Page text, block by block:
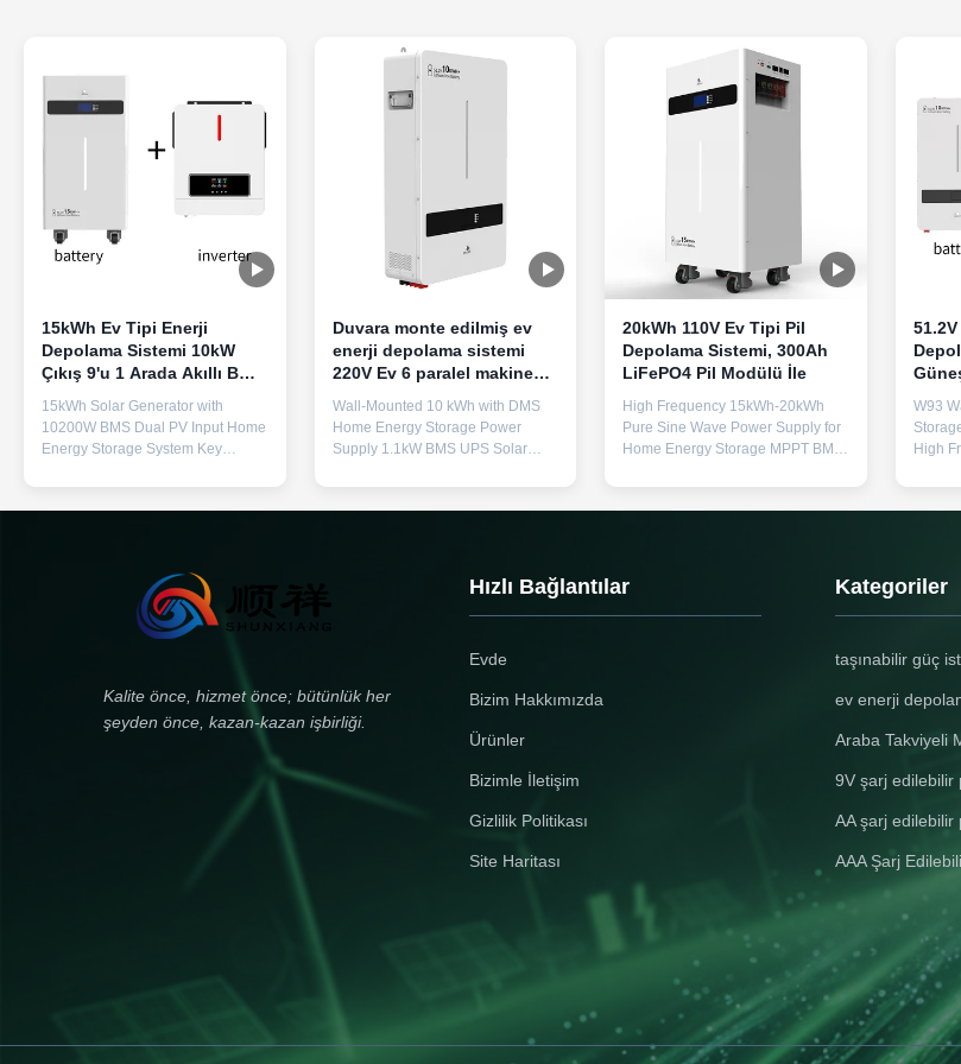
15kWh Ev Tipi Enerji
Depolama Sistemi 10kW
Çıkış 9'u 1 Arada Akıllı BMS
Ev Tipi Güneş Enerjisi
Bataryası
15kWh Solar Generator with
10200W BMS Dual PV Input Home
Energy Storage System Key
& 6500 Cycles - LiFePO4 battery
(51.2V 280Ah) provides reliable
Ready with 6500W PV Input - Built-
in 120A MPPT solar charger (max
6500W input, 60-500VDC) for
efficient green energy storage 9-in-
including over-voltage, short
circuit, temperature, and
Duvara monte edilmiş ev
enerji depolama sistemi
220V Ev 6 paralel makine
için güneş pil
Wall-Mounted 10 kWh with DMS
Home Energy Storage Power
Supply 1.1kW BMS UPS Solar
Pure Sine Wave Battery
Specifications Name LiFePO4
Normal Voltage 51.2V Rated
Capacity 200Ah Watt-hour rating
10240Wh Appearance
92Kg Li Content N/A Internal cell
Charge Voltage 58.4V Discharge
Cut-Off Voltage 40V Charge
20kWh 110V Ev Tipi Pil
Depolama Sistemi, 300Ah
LiFePO4 Pil Modülü İle
High Frequency 15kWh-20kWh
Pure Sine Wave Power Supply for
Home Energy Storage MPPT BMS
Standing Product Specifications
Name LiFePO4 Battery Module
Rated Capacity: 300Ah Watt-hour
rating 15360Wh Appearance:
Approximate Silver Cuboid Mass
W93
High
Key
+ 6500
with
Saving
saves
Kalite önce, hizmet önce; bütünlük her
şeyden önce, kazan-kazan işbirliği.
Hızlı Bağlantılar
Evde
Bizim Hakkımızda
Ürünler
Bizimle İletişim
Gizlilik Politikası
Site Haritası
Kategoriler
taşınabilir güç
ev enerji
Araba Takviyeli
9V şarj edilebilir
AA şarj edilebilir
AAA Şarj